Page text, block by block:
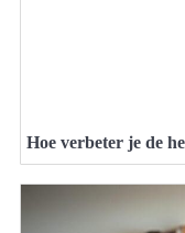
Hoe verbeter je de